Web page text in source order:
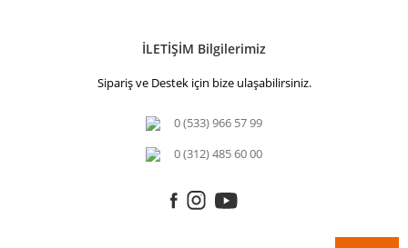
İLETİŞİM Bilgilerimiz
Sipariş ve Destek için bize ulaşabilirsiniz.
0 (533) 966 57 99
0 (312) 485 60 00